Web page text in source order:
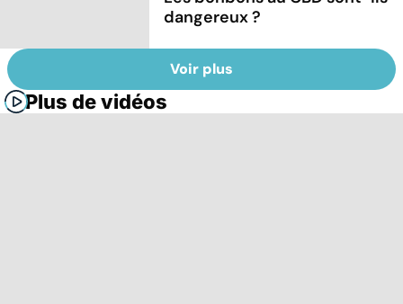
dangereux ?
Voir plus
Plus de vidéos